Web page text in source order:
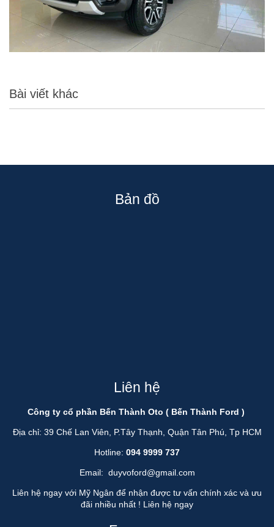
Bài viết khác
Bản đồ
Liên hệ
Công ty cổ phần Bến Thành Oto ( Bến Thành Ford )
Địa chỉ: 39 Chế Lan Viên, P.Tây Thạnh, Quận Tân Phú, Tp HCM
Hotline: 094 9999 737
Email: duyvoford@gmail.com
Liên hệ ngay với Mỹ Ngân để nhận được tư vấn chính xác và ưu
đãi nhiều nhất ! Liên hệ ngay